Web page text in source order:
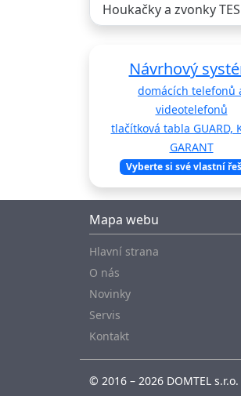
Houkačky a zvonky
Návrhový
domácích telefonů
videotelefonů
tlačítková tabla GUARD,
GARANT
Vyberte si své vlastní
Mapa webu
Hlavní strana
O nás
Novinky
Servis
Kontakt
© 2016 – 2026 DOMTEL